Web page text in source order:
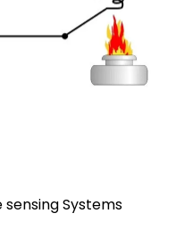
Systems